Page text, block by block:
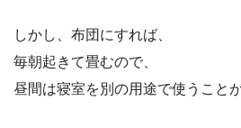
しかし、布団にすれば、
毎朝起きて畳むので、
昼間は寝室を別の用途で使うこと